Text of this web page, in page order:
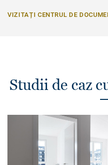
VIZITAȚI CENTRUL DE
Studii de caz